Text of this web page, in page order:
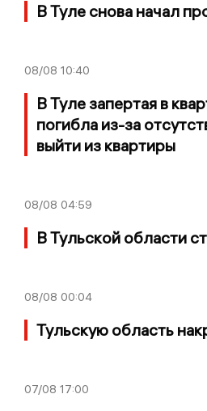
В Туле снова начал
08/08 10:40
В Туле запертая в
погибла из-за
выйти из квартиры
08/08 04:59
В Тульской области
08/08 00:04
Тульскую область
07/08 17:00